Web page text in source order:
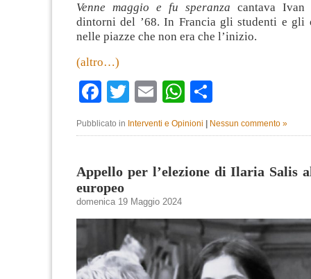
Venne maggio e fu speranza cantava
dintorni del ’68. In Francia gli studenti e gli
nelle piazze che non era che l’inizio.
(altro…)
Facebook
TwitterEmailWhatsApp
Pubblicato in Interventi e Opinioni | Nessun commento »
Appello per l’elezione di Ilaria Salis
europeo
domenica 19 Maggio 2024